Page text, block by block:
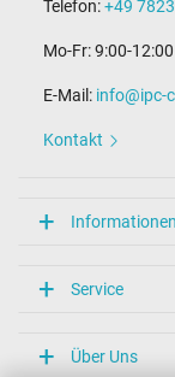
Telefon:+49
Mo-Fr: 9:00-
E-Mail: info@ipc-
Kontakt
Informationen
Service
Über Uns